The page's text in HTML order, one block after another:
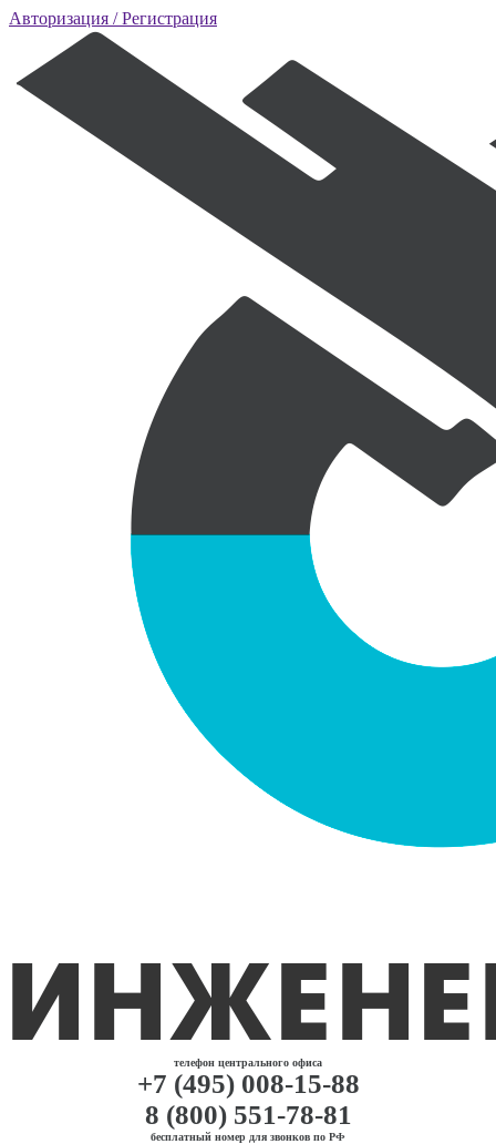
Авторизация / Регистрация
телефон центрального офиса
+7 (495) 008-15-88
8 (800) 551-78-81
бесплатный номер для звонков по РФ